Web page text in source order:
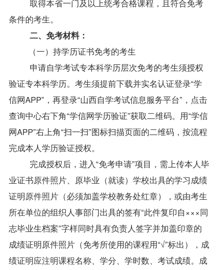
取得本省一门及以上统考合格课程，且符合免考
条件的考生。
二、免考材料：
（一）持学历证书免考的考生
申请自学考试专本科学历层次免考的考生须授权
验证专本科学历。考生须提前下载并实名认证登录“学
信网APP”，再登录“山西自学考试信息服务平台”，点击
查询中心右下角“学信网学历验证”获取二维码。用“学信
网APP”右上角“扫一扫”图标扫描页面的二维码，按流程
完成本人学历验证授权。
完成授权后，进入“免考申请”项目，需上传本人毕
业证书原件照片、原毕业（就读）学校出具的学习成绩
证明原件照片（必须加盖学校教务处红章），或由考生
所在单位的组织人事部门出具的签有“此件复印自×××同
志毕业生档案”字样同时具有负责人签字并加盖印章的
成绩证明原件照片（免考所使用的课程用“√”标出），成
绩证明应注明课程名称、学分、学时数、考试成绩。成